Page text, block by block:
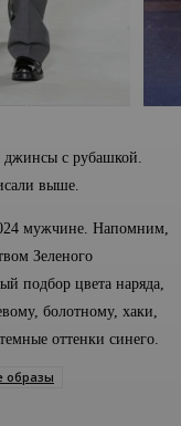
джинсы с рубашкой.
выше.
мужчине. Напомним,
Зеленого
подбор цвета наряда,
болотному, хаки,
оттенки синего.
образы